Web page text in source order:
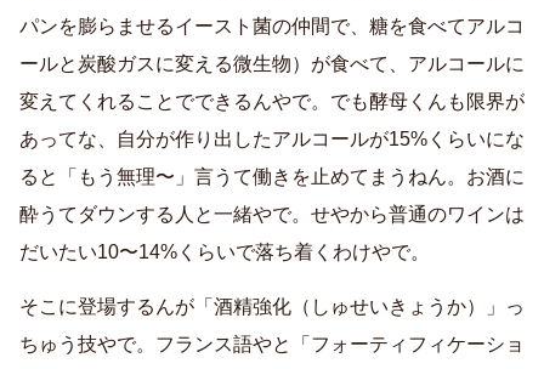
パンを膨らませるイースト菌の仲間で、糖を食べてアルコ
ールと炭酸ガスに変える微生物）が食べて、アルコールに
変えてくれることでできるんやで。でも酵母くんも限界が
あってな、自分が作り出したアルコールが15%くらいにな
ると「もう無理〜」言うて働きを止めてまうねん。お酒に
酔うてダウンする人と一緒やで。せやから普通のワインは
だいたい10〜14%くらいで落ち着くわけやで。
そこに登場するんが「酒精強化（しゅせいきょうか）」っ
ちゅう技やで。フランス語やと「フォーティフィケーショ